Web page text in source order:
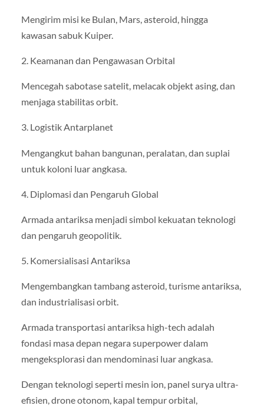
Mengirim misi ke Bulan, Mars, asteroid, hingga
kawasan sabuk Kuiper.
2. Keamanan dan Pengawasan Orbital
Mencegah sabotase satelit, melacak objekt asing, dan
menjaga stabilitas orbit.
3. Logistik Antarplanet
Mengangkut bahan bangunan, peralatan, dan suplai
untuk koloni luar angkasa.
4. Diplomasi dan Pengaruh Global
Armada antariksa menjadi simbol kekuatan teknologi
dan pengaruh geopolitik.
5. Komersialisasi Antariksa
Mengembangkan tambang asteroid, turisme antariksa,
dan industrialisasi orbit.
Armada transportasi antariksa high-tech adalah
fondasi masa depan negara superpower dalam
mengeksplorasi dan mendominasi luar angkasa.
Dengan teknologi seperti mesin ion, panel surya ultra-
efisien, drone otonom, kapal tempur orbital,